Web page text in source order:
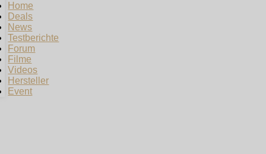
Home
Deals
News
Testberichte
Forum
Filme
Videos
Hersteller
Event